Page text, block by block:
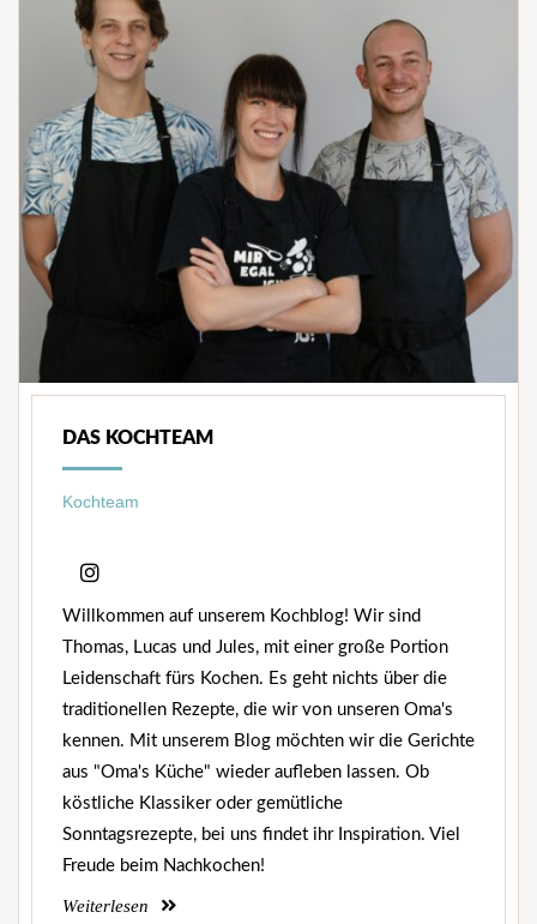
DAS KOCHTEAM
Kochteam
Willkommen auf unserem Kochblog! Wir sind
Thomas, Lucas und Jules, mit einer große Portion
Leidenschaft fürs Kochen. Es geht nichts über die
traditionellen Rezepte, die wir von unseren Oma's
kennen. Mit unserem Blog möchten wir die Gerichte
aus "Oma's Küche" wieder aufleben lassen. Ob
köstliche Klassiker oder gemütliche
Sonntagsrezepte, bei uns findet ihr Inspiration. Viel
Freude beim Nachkochen!
Weiterlesen